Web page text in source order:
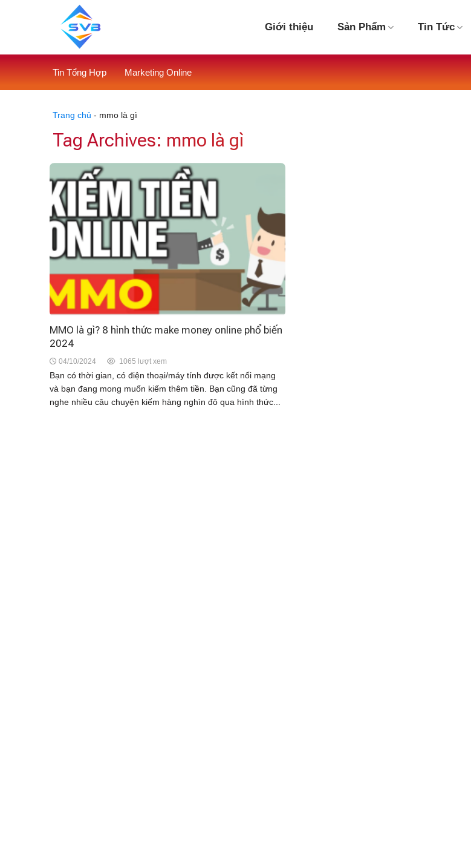
Giới thiệu Sản Phẩm Tin Tức
Tin Tổng Hợp Marketing Online
Trang chủ - mmo là gì
Tag Archives: mmo là gì
MMO là gì? 8 hình thức make money online phổ biến
2024
04/10/2024 1065 lượt xem
Bạn có thời gian, có điện thoại/máy tính được kết nối mạng
và bạn đang mong muốn kiếm thêm tiền. Bạn cũng đã từng
nghe nhiều câu chuyện kiếm hàng nghìn đô qua hình thức...